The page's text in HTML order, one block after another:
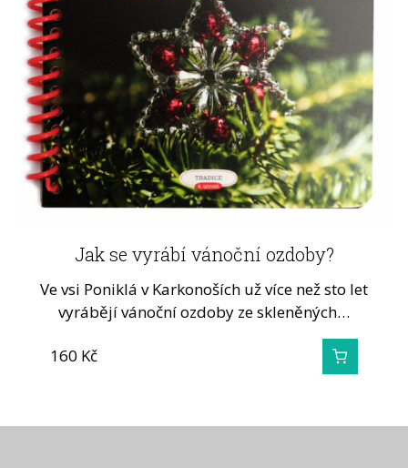
Jak se vyrábí vánoční ozdoby?
Ve vsi Poniklá v Karkonoších už více než sto let
vyrábějí vánoční ozdoby ze skleněných…
160 Kč